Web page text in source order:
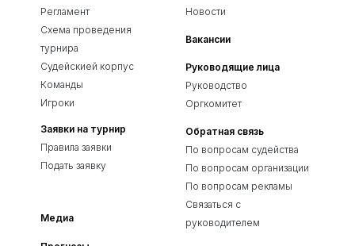
Регламент
Схема проведения
турнира
Судейскией корпус
Команды
Игроки
Заявки на турнир
Правила заявки
Подать заявку
Медиа
Новости
Вакансии
Руководящие лица
Руководство
Оргкомитет
Обратная связь
По вопросам судейства
По вопросам организации
По вопросам рекламы
Связаться с
руководителем